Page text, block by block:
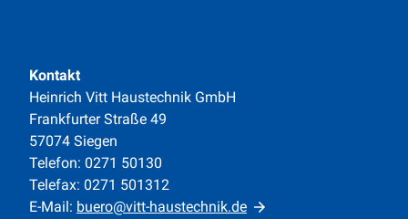
Kontakt
Heinrich Vitt Haustechnik GmbH
Frankfurter Straße 49
57074 Siegen
Telefon: 0271 50130
Telefax: 0271 501312
E-Mail: buero@vitt-haustechnik.de